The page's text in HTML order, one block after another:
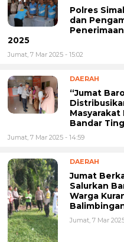
Polres
dan
2025
Jumat, 7 Mar 2025 - 15:02
DAERAH
“Jumat
Masyarakat
Bandar
Jumat, 7 Mar 2025 - 14:59
DAERAH
Jumat
Salurkan
Warga
Jumat, 7 Mar